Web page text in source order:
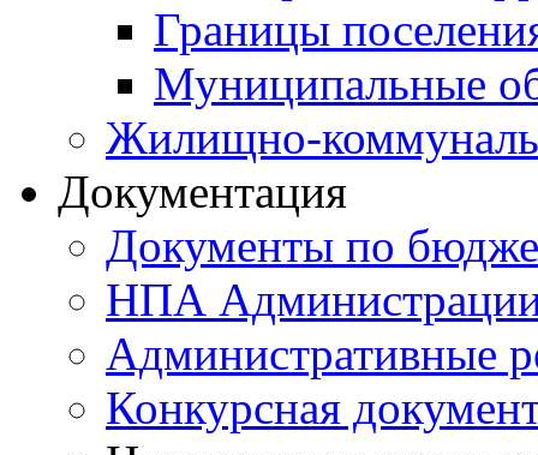
Границы
Муниципальные
Жилищно-
Документация
Документы по
НПА
Административные
Конкурсная